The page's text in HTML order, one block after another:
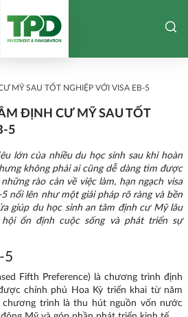
MỸ SAU TỐT NGHIỆP VỚI VISA EB-5
ĐỊNH CƯ MỸ SAU TỐT
5
lớn của nhiều du học sinh sau khi hoàn
không phải ai cũng dễ dàng tìm được
rào cản về việc làm, hạn ngạch visa
nổi lên như một giải pháp rõ ràng và bền
giúp du học sinh an tâm định cư Mỹ lâu
ổn định cuộc sống và phát triển sự
5
Fifth Preference) là chương trình định
chính phủ Hoa Kỳ triển khai từ năm
trình là thu hút nguồn vốn nước